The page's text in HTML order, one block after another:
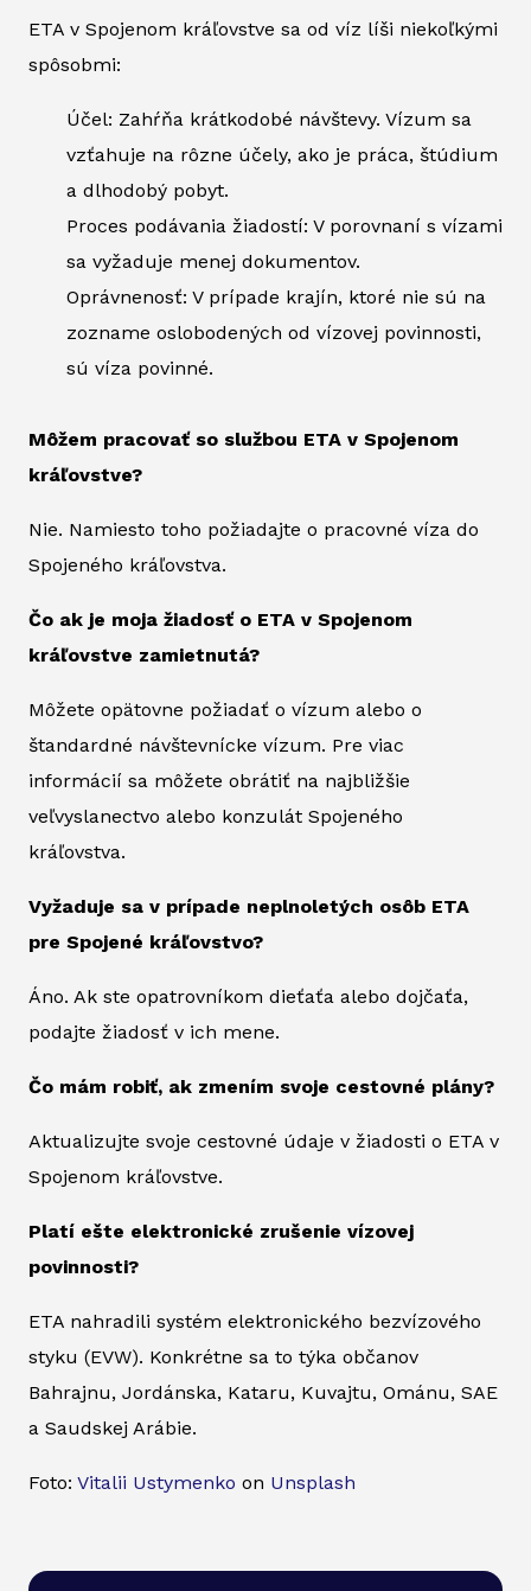
ETA v Spojenom kráľovstve sa od víz líši niekoľkými
spôsobmi:
Účel: Zahŕňa krátkodobé návštevy. Vízum sa
vzťahuje na rôzne účely, ako je práca, štúdium
a dlhodobý pobyt.
Proces podávania žiadostí: V porovnaní s vízami
sa vyžaduje menej dokumentov.
Oprávnenosť: V prípade krajín, ktoré nie sú na
zozname oslobodených od vízovej povinnosti,
sú víza povinné.
Môžem pracovať so službou ETA v Spojenom
kráľovstve?
Nie. Namiesto toho požiadajte o pracovné víza do
Spojeného kráľovstva.
Čo ak je moja žiadosť o ETA v Spojenom
kráľovstve zamietnutá?
Môžete opätovne požiadať o vízum alebo o
štandardné návštevnícke vízum. Pre viac
informácií sa môžete obrátiť na najbližšie
veľvyslanectvo alebo konzulát Spojeného
kráľovstva.
Vyžaduje sa v prípade neplnoletých osôb ETA
pre Spojené kráľovstvo?
Áno. Ak ste opatrovníkom dieťaťa alebo dojčaťa,
podajte žiadosť v ich mene.
Čo mám robiť, ak zmením svoje cestovné plány?
Aktualizujte svoje cestovné údaje v žiadosti o ETA v
Spojenom kráľovstve.
Platí ešte elektronické zrušenie vízovej
povinnosti?
ETA nahradili systém elektronického bezvízového
styku (EVW). Konkrétne sa to týka občanov
Bahrajnu, Jordánska, Kataru, Kuvajtu, Ománu, SAE
a Saudskej Arábie.
Foto: Vitalii Ustymenko on Unsplash